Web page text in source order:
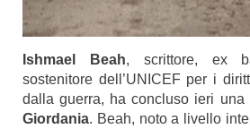
Ishmael Beah, scrittore, ex
sostenitore dell’UNICEF per i
dalla guerra, ha concluso ieri
Giordania. Beah, noto a livello